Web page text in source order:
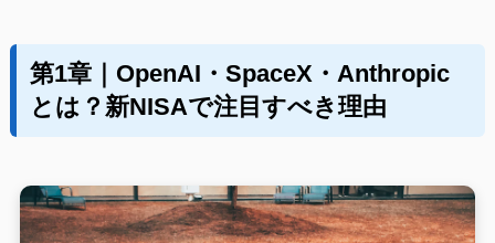
第1章｜OpenAI・SpaceX・Anthropic
とは？新NISAで注目すべき理由